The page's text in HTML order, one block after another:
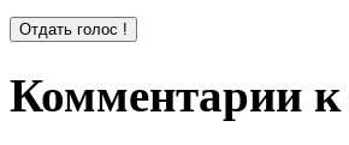
Комментарии к